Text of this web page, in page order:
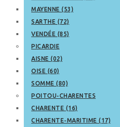
MAYENNE (53)
SARTHE (72)
VENDÉE (85)
PICARDIE
AISNE (02)
OISE (60)
SOMME (80)
POITOU-CHARENTES
CHARENTE (16)
CHARENTE-MARITIME (17)